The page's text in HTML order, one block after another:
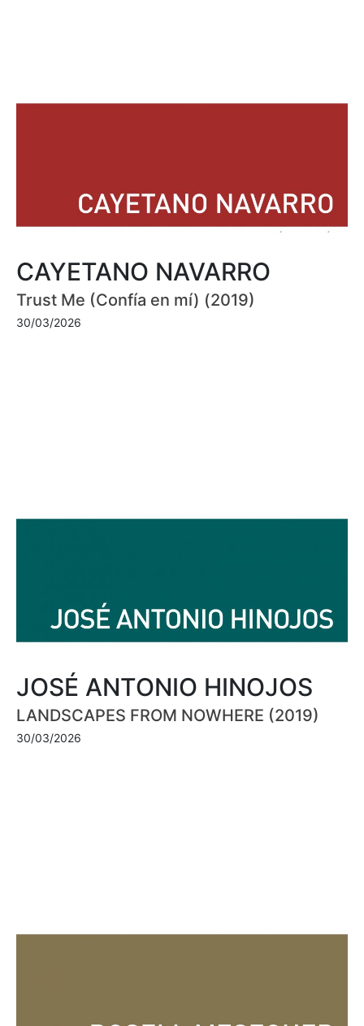
CAYETANO NAVARRO
Trust Me (Confía en mí) (2019)
30/03/2026
JOSÉ ANTONIO HINOJOS
LANDSCAPES FROM NOWHERE (2019)
30/03/2026